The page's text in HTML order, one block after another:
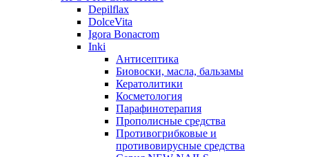
Depilflax
DolceVita
Igora Bonacrom
Inki
Антисептика
Биовоски, масла, бальзамы
Кератолитики
Косметология
Парафинотерапия
Прополисные средства
Противогрибковые и
противовирусные средства